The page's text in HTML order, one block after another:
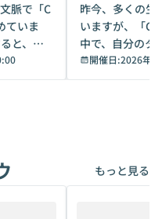
脈で「C
ていま
と、セ
ードル
のでは
化でき
せん。
昨今、多くの生
いますが、「
中で、自分のタ
いいのか」を自
か？ 「なんとなく誰かが良いと言っていた
は、評判では
ているAIを選ぶこ
開催日:2026年8
もっと見る